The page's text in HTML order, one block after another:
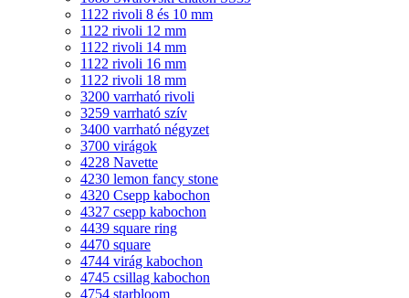
1122 rivoli 8 és 10 mm
1122 rivoli 12 mm
1122 rivoli 14 mm
1122 rivoli 16 mm
1122 rivoli 18 mm
3200 varrható rivoli
3259 varrható szív
3400 varrható négyzet
3700 virágok
4228 Navette
4230 lemon fancy stone
4320 Csepp kabochon
4327 csepp kabochon
4439 square ring
4470 square
4744 virág kabochon
4745 csillag kabochon
4754 starbloom